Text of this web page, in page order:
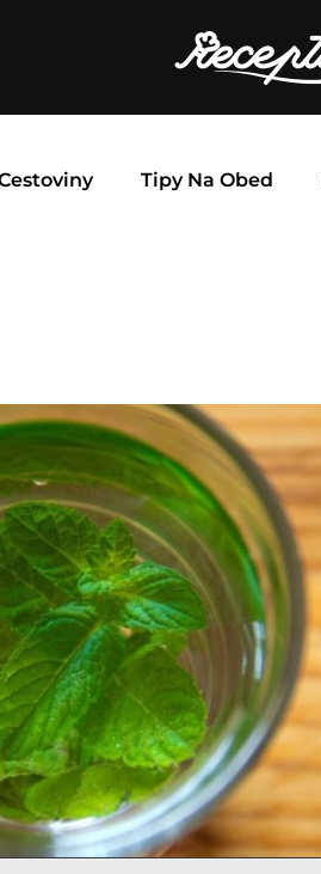
Tipy Na Obed